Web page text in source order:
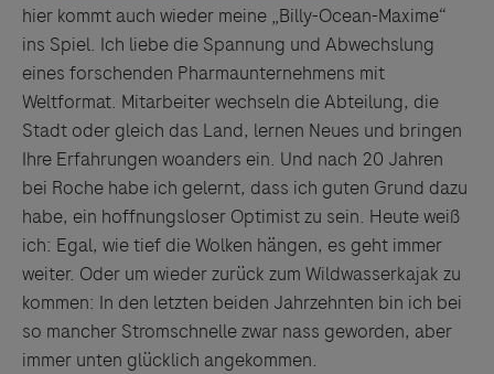
hier kommt auch wieder meine „Billy-Ocean-Maxime“
ins Spiel. Ich liebe die Spannung und Abwechslung
eines forschenden Pharmaunternehmens mit
Weltformat. Mitarbeiter wechseln die Abteilung, die
Stadt oder gleich das Land, lernen Neues und bringen
Ihre Erfahrungen woanders ein. Und nach 20 Jahren
bei Roche habe ich gelernt, dass ich guten Grund dazu
habe, ein hoffnungsloser Optimist zu sein. Heute weiß
ich: Egal, wie tief die Wolken hängen, es geht immer
weiter. Oder um wieder zurück zum Wildwasserkajak zu
kommen: In den letzten beiden Jahrzehnten bin ich bei
so mancher Stromschnelle zwar nass geworden, aber
immer unten glücklich angekommen.